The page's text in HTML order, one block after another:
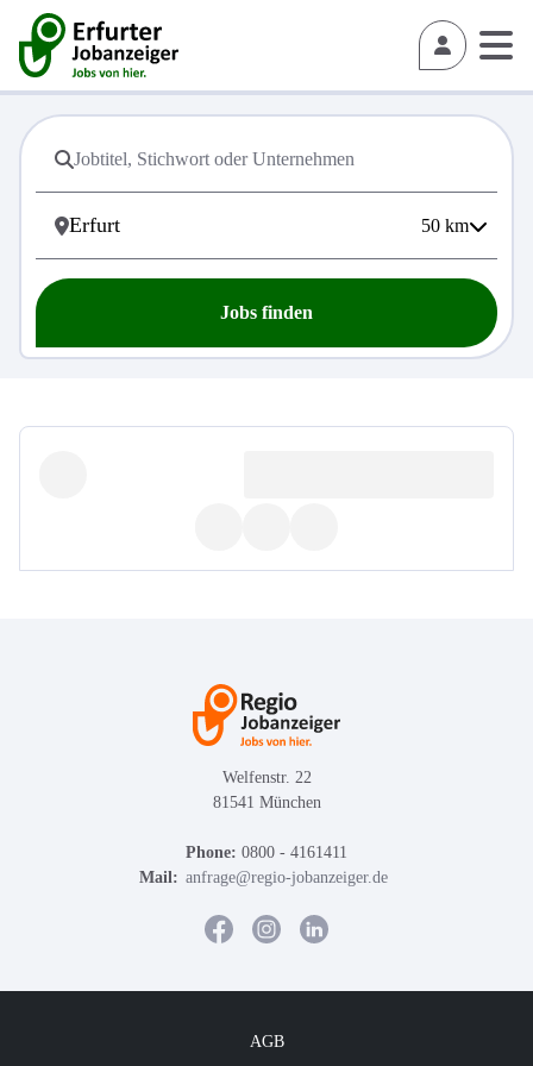
50 km
Jobs finden
Welfenstr. 22
81541 München
Phone: 0800 - 4161411
Mail: anfrage@regio-jobanzeiger.de
AGB